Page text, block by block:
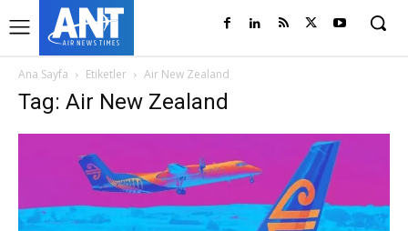
Ana Sayfa Etiketler Air New Zealand
Tag: Air New Zealand